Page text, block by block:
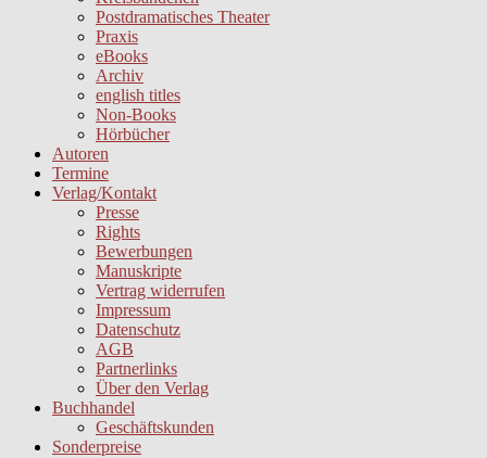
Postdramatisches Theater
Praxis
eBooks
Archiv
english titles
Non-Books
Hörbücher
Autoren
Termine
Verlag/Kontakt
Presse
Rights
Bewerbungen
Manuskripte
Vertrag widerrufen
Impressum
Datenschutz
AGB
Partnerlinks
Über den Verlag
Buchhandel
Geschäftskunden
Sonderpreise